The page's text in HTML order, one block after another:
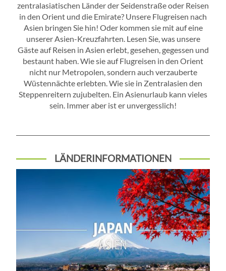
zentralasiatischen Länder der Seidenstraße oder Reisen
in den Orient und die Emirate? Unsere Flugreisen nach
Asien bringen Sie hin! Oder kommen sie mit auf eine
unserer Asien-Kreuzfahrten. Lesen Sie, was unsere
Gäste auf Reisen in Asien erlebt, gesehen, gegessen und
bestaunt haben. Wie sie auf Flugreisen in den Orient
nicht nur Metropolen, sondern auch verzauberte
Wüstennächte erlebten. Wie sie in Zentralasien den
Steppenreitern zujubelten. Ein Asienurlaub kann vieles
sein. Immer aber ist er unvergesslich!
LÄNDERINFORMATIONEN